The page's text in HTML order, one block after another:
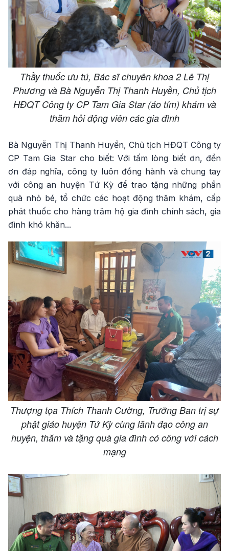
Thầy thuốc ưu tú, Bác sĩ chuyên khoa 2 Lê Thị
Phương và Bà Nguyễn Thị Thanh Huyền, Chủ tịch
HĐQT Công ty CP Tam Gia Star (áo tím) khám và
thăm hỏi động viên các gia đình
Bà Nguyễn Thị Thanh Huyền, Chủ tịch HĐQT Công ty
CP Tam Gia Star cho biết: Với tấm lòng biết ơn, đền
ơn đáp nghĩa, công ty luôn đồng hành và chung tay
với công an huyện Tứ Kỳ để trao tặng những phần
quà nhỏ bé, tổ chức các hoạt động thăm khám, cấp
phát thuốc cho hàng trăm hộ gia đình chính sách, gia
đình khó khăn...
Thượng tọa Thích Thanh Cường, Trưởng Ban trị sự
phật giáo huyện Tứ Kỳ cùng lãnh đạo công an
huyện, thăm và tặng quà gia đình có công với cách
mạng